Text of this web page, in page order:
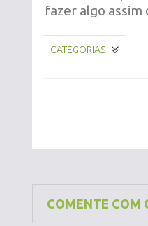
fazer algo assim
CATEGORIAS
COMENTE COM